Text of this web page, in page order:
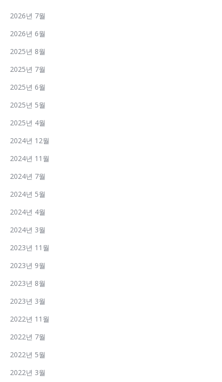
2026년 7월
2026년 6월
2025년 8월
2025년 7월
2025년 6월
2025년 5월
2025년 4월
2024년 12월
2024년 11월
2024년 7월
2024년 5월
2024년 4월
2024년 3월
2023년 11월
2023년 9월
2023년 8월
2023년 3월
2022년 11월
2022년 7월
2022년 5월
2022년 3월